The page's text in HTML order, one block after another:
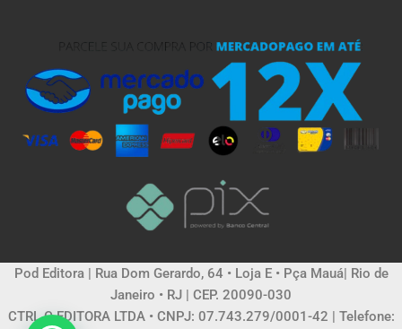
Pod Editora | Rua Dom Gerardo, 64 • Loja E • Pça Mauá| Rio de
Janeiro • RJ | CEP. 20090-030
CTRL C EDITORA LTDA • CNPJ: 07.743.279/0001-42 | Telefone: